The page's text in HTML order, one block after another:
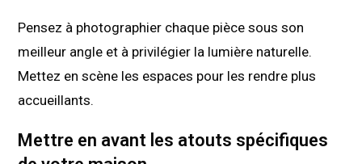
Pensez à photographier chaque pièce sous son
meilleur angle et à privilégier la lumière naturelle.
Mettez en scène les espaces pour les rendre plus
accueillants.
Mettre en avant les atouts spécifiques